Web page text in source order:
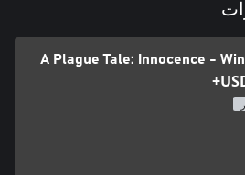
A Plague Tale: Innocence -